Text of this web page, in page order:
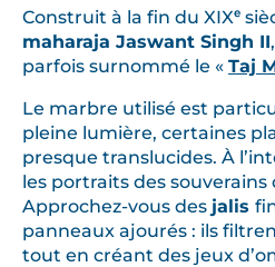
Construit à la fin du XIXᵉ
maharaja Jaswant Singh II
parfois surnommé le « Taj
Le marbre utilisé est
pleine lumière, certaines
presque translucides. À
les portraits des souverains
Approchez-vous des jalis
panneaux ajourés : ils
tout en créant des jeux